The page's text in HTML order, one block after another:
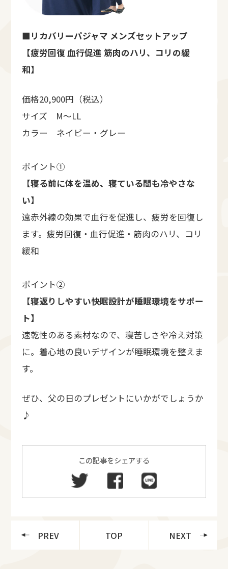
■リカバリーパジャマ メンズセットアップ
【疲労回復 血行促進 筋肉のハリ、コリの緩
和】
価格20,900円（税込）
サイズ M〜LL
カラー ネイビー・グレー
ポイント①
【寝る前に体を温め、寝ている間も冷やさな
い】
遠赤外線の効果で血行を促進し、疲労を回復し
ます。疲労回復・血行促進・筋肉のハリ、コリ
緩和
ポイント②
【寝返りしやすい快眠設計が睡眠環境をサポー
ト】
速乾性のある素材なので、寝苦しさや冷え対策
に。着心地の良いデザインが睡眠環境を整えま
す。
ぜひ、父の日のプレゼントにいかがでしょうか
♪
この記事をシェアする
PREV TOP NEXT